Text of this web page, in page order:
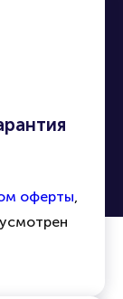
оферты,